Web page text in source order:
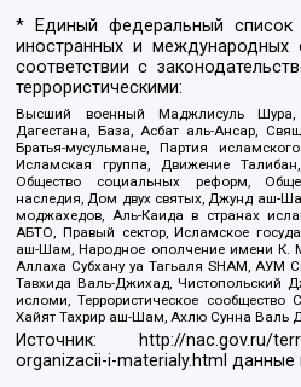
* Единый федеральный список
иностранных и международных
соответствии с
террористическими:
Высший военный Маджлисуль
Дагестана, База, Асбат аль-Ансар,
Братья-мусульмане, Партия
Исламская группа, Движение
Общество социальных реформ,
наследия, Дом двух святых, Джунд аш-
моджахедов, Аль-Каида в странах
АБТО, Правый сектор, Исламское
аш-Шам, Народное ополчение имени К.
Аллаха Субхану уа Тагьаля SHAM, АУМ
Тавхида Валь-Джихад, Чистопольский
исломи, Террористическое сообщество
Хайят Тахрир аш-Шам, Ахлю Сунна Валь
Источник:
http://nac.gov.ru/
organizacii-i-materialy.html данные